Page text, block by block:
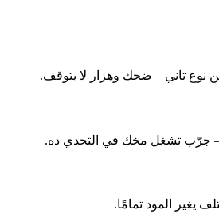
نوع تاني – ضحك وهزار لا يتوقف.
– جرّب تشغل مخك في التحدي ده.
يغير المود تمامًا.